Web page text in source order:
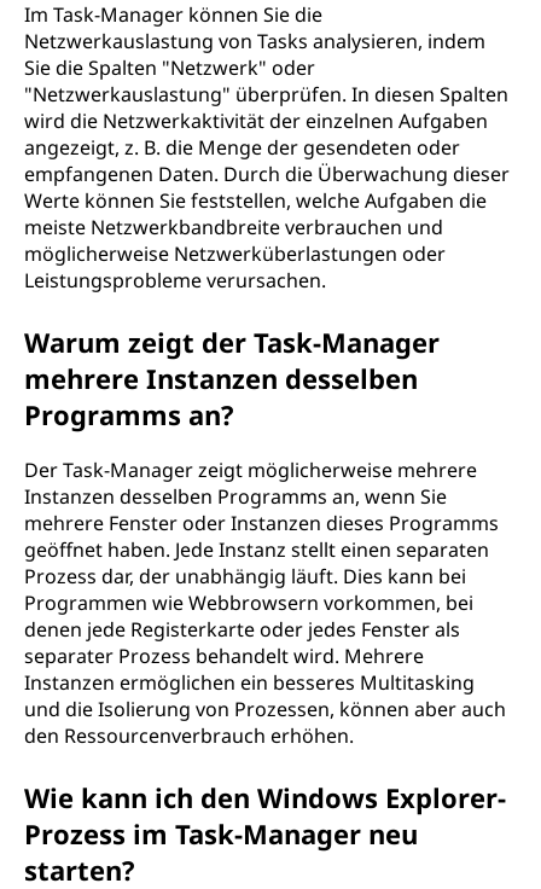
Im Task-Manager können Sie die
Netzwerkauslastung von Tasks analysieren, indem
Sie die Spalten "Netzwerk" oder
"Netzwerkauslastung" überprüfen. In diesen Spalten
wird die Netzwerkaktivität der einzelnen Aufgaben
angezeigt, z. B. die Menge der gesendeten oder
empfangenen Daten. Durch die Überwachung dieser
Werte können Sie feststellen, welche Aufgaben die
meiste Netzwerkbandbreite verbrauchen und
möglicherweise Netzwerküberlastungen oder
Leistungsprobleme verursachen.
Warum zeigt der Task-Manager
mehrere Instanzen desselben
Programms an?
Der Task-Manager zeigt möglicherweise mehrere
Instanzen desselben Programms an, wenn Sie
mehrere Fenster oder Instanzen dieses Programms
geöffnet haben. Jede Instanz stellt einen separaten
Prozess dar, der unabhängig läuft. Dies kann bei
Programmen wie Webbrowsern vorkommen, bei
denen jede Registerkarte oder jedes Fenster als
separater Prozess behandelt wird. Mehrere
Instanzen ermöglichen ein besseres Multitasking
und die Isolierung von Prozessen, können aber auch
den Ressourcenverbrauch erhöhen.
Wie kann ich den Windows Explorer-
Prozess im Task-Manager neu
starten?